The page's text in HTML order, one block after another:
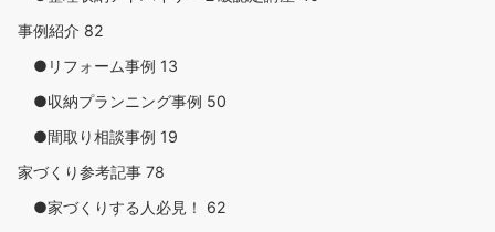
事例紹介 82
●リフォーム事例 13
●収納プランニング事例 50
●間取り相談事例 19
家づくり参考記事 78
●家づくりする人必見！ 62